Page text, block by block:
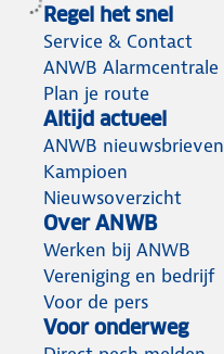
Regel het snel
Service & Contact
ANWB Alarmcentrale
Plan je route
Altijd actueel
ANWB nieuwsbrieven
Kampioen
Nieuwsoverzicht
Over ANWB
Werken bij ANWB
Vereniging en bedrijf
Voor de pers
Voor onderweg